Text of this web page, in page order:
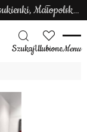
Nowy Targ sukienki, Małopolska sukienki
SzukajUlubioneMenu